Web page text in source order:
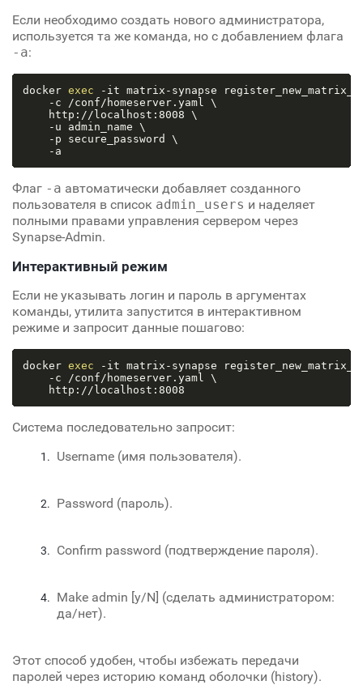
Если необходимо создать нового администратора,
используется та же команда, но с добавлением флага
-a:
docker exec -it matrix-synapse
    -c /conf/homeserver.yaml \
    http://localhost:8008 \
    -u admin_name \
    -p secure_password \
Флаг -a автоматически добавляет созданного
пользователя в список admin_users и наделяет
полными правами управления сервером через
Synapse-Admin.
Интерактивный режим
Если не указывать логин и пароль в аргументах
команды, утилита запустится в интерактивном
режиме и запросит данные пошагово:
docker exec -it matrix-synapse
    -c /conf/homeserver.yaml \
Система последовательно запросит:
Username (имя пользователя).
Password (пароль).
Confirm password (подтверждение пароля).
Make admin [y/N] (сделать администратором:
да/нет).
Этот способ удобен, чтобы избежать передачи
паролей через историю команд оболочки (history).